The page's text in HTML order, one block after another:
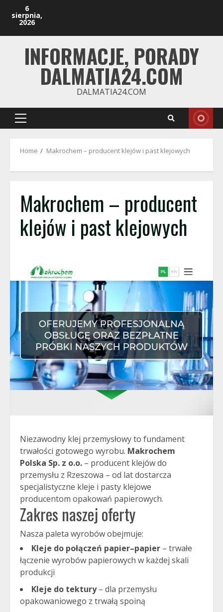
6
sierpnia,
2026
INFORMACJE, PORADY
DALMATIA24.COM
DALMATIA24.COM
Primary
Home Makrochem – producent klejów i past klejowych
Makrochem – producent
klejów i past klejowych
Niezawodny klej przemysłowy to fundament
trwałości gotowego wyrobu. Makrochem
Polska Sp. z o.o. – producent klejów do
przemysłu z Rzeszowa – od lat dostarcza
specjalistyczne kleje i pasty klejowe
producentom opakowań papierowych.
Zakres naszej oferty
Nasza paleta wyrobów obejmuje:
Kleje do połączeń papier–papier – trwałe
łączenie wyrobów papierowych w każdej skali
produkcji
Kleje do tektury– dla przemysłu
opakowaniowego z trwałą spoiną